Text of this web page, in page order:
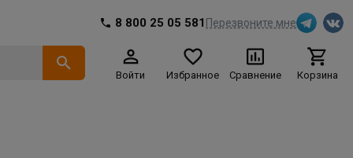
8 800 25 05 581 Перезвоните мне
Войти Избранное Сравнение Корзина